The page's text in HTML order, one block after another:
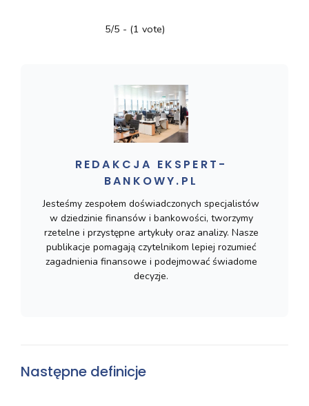
5/5 - (1 vote)
REDAKCJA EKSPERT-
BANKOWY.PL
Jesteśmy zespołem doświadczonych specjalistów
w dziedzinie finansów i bankowości, tworzymy
rzetelne i przystępne artykuły oraz analizy. Nasze
publikacje pomagają czytelnikom lepiej rozumieć
zagadnienia finansowe i podejmować świadome
decyzje.
Następne definicje